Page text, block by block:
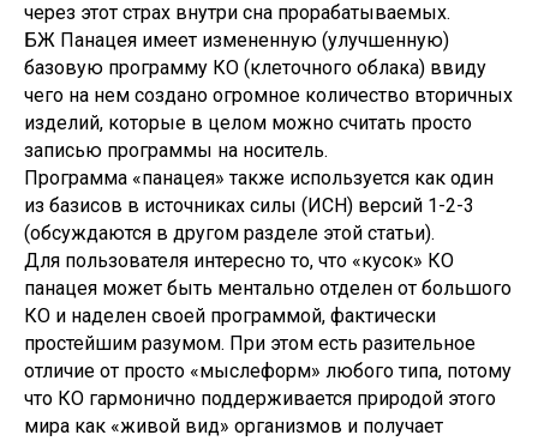
через этот страх внутри сна прорабатываемых.
БЖ Панацея имеет измененную (улучшенную)
базовую программу КО (клеточного облака) ввиду
чего на нем создано огромное количество вторичных
изделий, которые в целом можно считать просто
записью программы на носитель.
Программа «панацея» также используется как один
из базисов в источниках силы (ИСН) версий 1-2-3
(обсуждаются в другом разделе этой статьи).
Для пользователя интересно то, что «кусок» КО
панацея может быть ментально отделен от большого
КО и наделен своей программой, фактически
простейшим разумом. При этом есть разительное
отличие от просто «мыслеформ» любого типа, потому
что КО гармонично поддерживается природой этого
мира как «живой вид» организмов и получает